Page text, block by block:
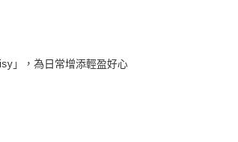
」，為日常增添輕盈好心